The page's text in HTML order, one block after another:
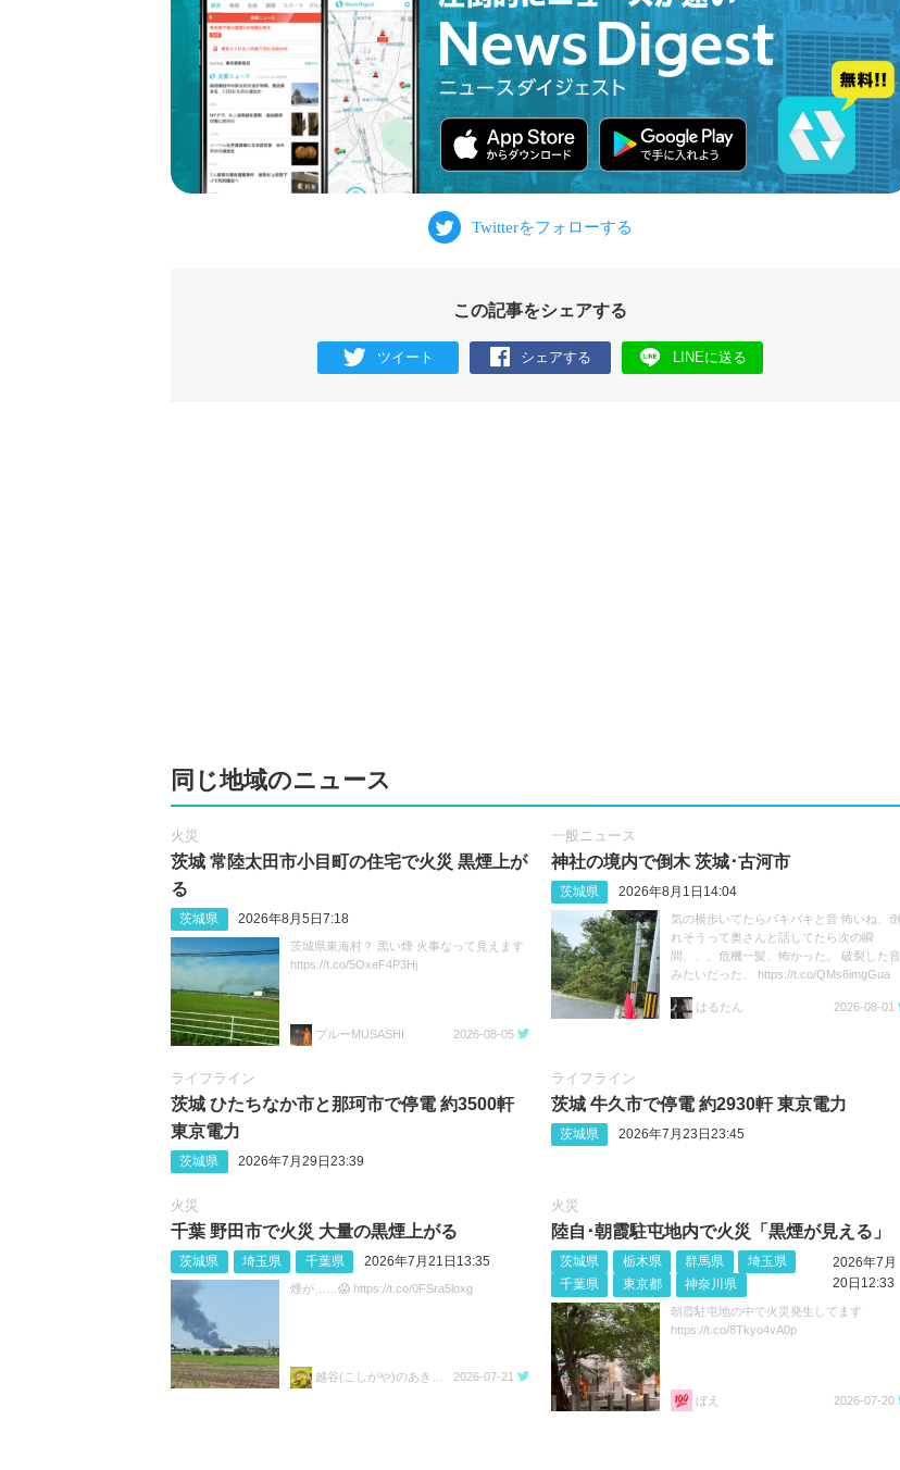
この記事をシェアする
ツイート シェアする LINEに送る
同じ地域のニュース
火災
茨城 常陸太田市小目町の住宅で火災 黒煙上が
る
茨城県 2026年8月5日7:18
茨城県東海村？ 黒い煙 火事なって見えます
https://t.co/5OxeF4P3Hj
ブルーMUSASHI 2026-08-05
一般ニュース
神社の境内で倒木 茨城･古河市
茨城県 2026年8月1日14:04
気の横歩いてたらバキバキと音 怖いね、倒
れそうって奥さんと話してたら次の瞬
間、、、危機一髪、怖かった。 破裂した音
みたいだった、 https://t.co/QMs6imgGua
はるたん 2026-08-01
ライフライン
茨城 ひたちなか市と那珂市で停電 約3500軒
東京電力
茨城県 2026年7月29日23:39
ライフライン
茨城 牛久市で停電 約2930軒 東京電力
茨城県 2026年7月23日23:45
火災
千葉 野田市で火災 大量の黒煙上がる
茨城県 埼玉県 千葉県 2026年7月21日13:35
煙が……😱 https://t.co/0FSra5loxg
2026-07-21
火災
陸自･朝霞駐屯地内で火災「黒煙が見える」
茨城県 栃木県 群馬県
埼玉県
千葉県
東京都 神奈川県
2026年7月
20日12:33
朝霞駐屯地の中で火災発生してます
https://t.co/8Tkyo4vA0p
ぼえ 2026-07-20